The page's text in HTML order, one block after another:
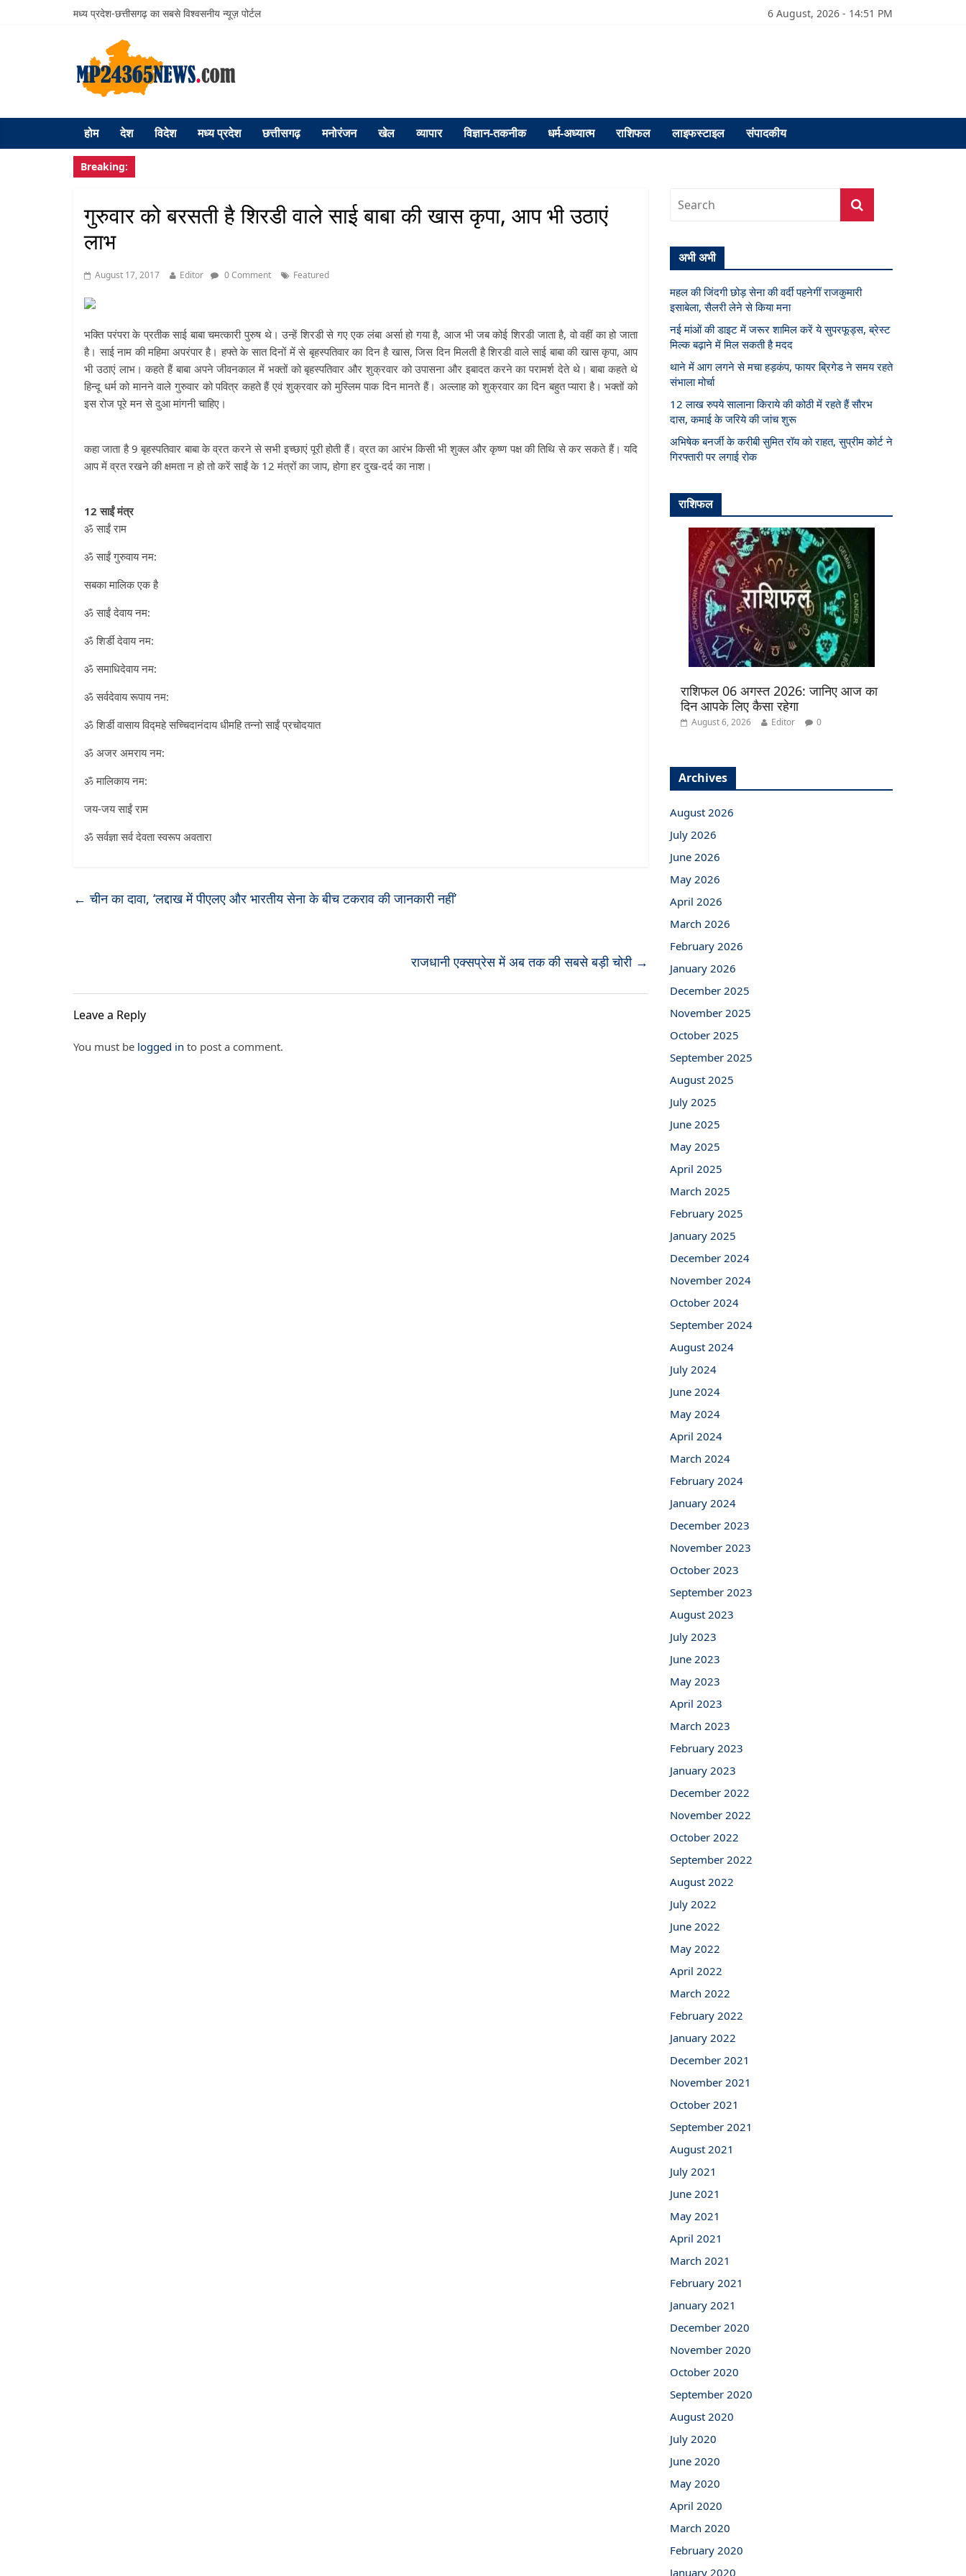
मध्य प्रदेश-छत्तीसगढ़ का सबसे विश्वसनीय न्यूज़ पोर्टल 6 August, 2026 - 14:51 PM
होम देश विदेश मध्य प्रदेश छत्तीसगढ़ मनोरंजन खेल व्यापार विज्ञान-तकनीक धर्म-अध्यात्म राशिफल लाइफस्टाइल संपादकीय
Breaking:
गुरुवार को बरसती है शिरडी वाले साई बाबा की खास कृपा, आप भी उठाएं
लाभ
August 17, 2017 Editor 0 Comment Featured
भक्ति परंपरा के प्रतीक साई बाबा चमत्कारी पुरुष थे। उन्हें शिरडी से गए एक लंबा अर्सा हो गया है, आज भी जब कोई शिरडी जाता है, वो वहीं का हो जाता
है। साई नाम की महिमा अपरंपार है। हफ्ते के सात दिनों में से बृहस्पतिवार का दिन है खास, जिस दिन मिलती है शिरडी वाले साई बाबा की खास कृपा, आप
भी उठाएं लाभ। कहते हैं बाबा अपने जीवनकाल में भक्तों को बृहस्पतिवार और शुक्रवार को उपासना और इबादत करने का परामर्श देते थे। बाबा कहते थे
हिन्दू धर्म को मानने वाले गुरुवार को पवित्र कहते हैं एवं शुक्रवार को मुस्लिम पाक दिन मानते हैं। अल्लाह को शुक्रवार का दिन बहुत प्यारा है। भक्तों को
इस रोज पूरे मन से दुआ मांगनी चाहिए।
कहा जाता है 9 बृहस्पतिवार बाबा के व्रत करने से सभी इच्छाएं पूरी होती हैं। व्रत का आरंभ किसी भी शुक्ल और कृष्ण पक्ष की तिथि से कर सकते हैं। यदि
आप में व्रत रखने की क्षमता न हो तो करें साईं के 12 मंत्रों का जाप, होगा हर दुख-दर्द का नाश।
12 साईं मंत्र
ॐ साईं राम
ॐ साईं गुरुवाय नम:
सबका मालिक एक है
ॐ साईं देवाय नम:
ॐ शिर्डी देवाय नम:
ॐ समाधिदेवाय नम:
ॐ सर्वदेवाय रूपाय नम:
ॐ शिर्डी वासाय विद्महे सच्चिदानंदाय धीमहि तन्नो साईं प्रचोदयात
ॐ अजर अमराय नम:
ॐ मालिकाय नम:
जय-जय साईं राम
ॐ सर्वज्ञा सर्व देवता स्वरूप अवतारा
← चीन का दावा, ‘लद्दाख में पीएलए और भारतीय सेना के बीच टकराव की जानकारी नहीं’
राजधानी एक्सप्रेस में अब तक की सबसे बड़ी चोरी →
Leave a Reply
You must be logged in to post a comment.
अभी अभी
महल की जिंदगी छोड़ सेना की वर्दी पहनेगीं राजकुमारी
इसाबेला, सैलरी लेने से किया मना
नई मांओं की डाइट में जरूर शामिल करें ये सुपरफूड्स, ब्रेस्ट
मिल्क बढ़ाने में मिल सकती है मदद
थाने में आग लगने से मचा हड़कंप, फायर ब्रिगेड ने समय रहते
संभाला मोर्चा
12 लाख रुपये सालाना किराये की कोठी में रहते हैं सौरभ
दास, कमाई के जरिये की जांच शुरू
अभिषेक बनर्जी के करीबी सुमित रॉय को राहत, सुप्रीम कोर्ट ने
गिरफ्तारी पर लगाई रोक
राशिफल
राशिफल 06 अगस्त 2026: जानिए आज का
दिन आपके लिए कैसा रहेगा
August 6, 2026 Editor 0
Archives
August 2026
July 2026
June 2026
May 2026
April 2026
March 2026
February 2026
January 2026
December 2025
November 2025
October 2025
September 2025
August 2025
July 2025
June 2025
May 2025
April 2025
March 2025
February 2025
January 2025
December 2024
November 2024
October 2024
September 2024
August 2024
July 2024
June 2024
May 2024
April 2024
March 2024
February 2024
January 2024
December 2023
November 2023
October 2023
September 2023
August 2023
July 2023
June 2023
May 2023
April 2023
March 2023
February 2023
January 2023
December 2022
November 2022
October 2022
September 2022
August 2022
July 2022
June 2022
May 2022
April 2022
March 2022
February 2022
January 2022
December 2021
November 2021
October 2021
September 2021
August 2021
July 2021
June 2021
May 2021
April 2021
March 2021
February 2021
January 2021
December 2020
November 2020
October 2020
September 2020
August 2020
July 2020
June 2020
May 2020
April 2020
March 2020
February 2020
January 2020